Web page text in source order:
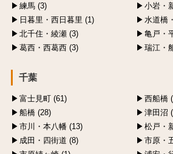
練馬 (3)
小岩・
日暮里・西日暮里 (1)
水道橋
北千住・綾瀬 (3)
亀戸・
葛西・西葛西 (3)
瑞江・
千葉
富士見町 (61)
西船橋
船橋 (28)
津田沼
市川・本八幡 (13)
松戸・
成田・四街道 (8)
市原・